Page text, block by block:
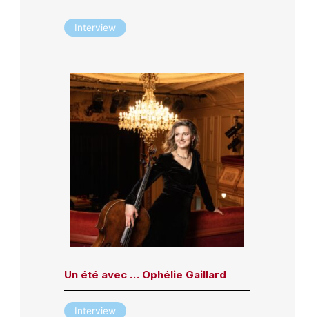
Interview
Un été avec … Ophélie Gaillard
Interview